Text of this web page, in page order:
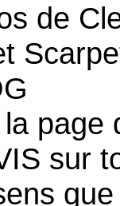
de
page
sur